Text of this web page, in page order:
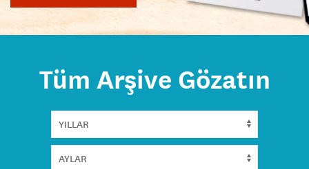
Tüm Arşive Gözatın